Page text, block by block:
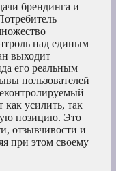
брендинга и
над единым
выходит
его реальным
пользователей
усилить, так
позицию. Это
отзывчивости и
при этом своему